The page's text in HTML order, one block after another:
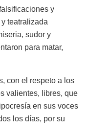
y
teatralizada
sudor y
para matar,
con el respeto a los
valientes, libres, que
en sus voces
los días, por su